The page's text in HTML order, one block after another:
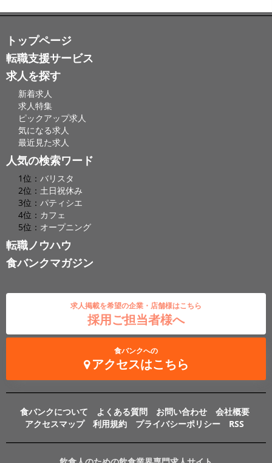
トップページ
転職支援サービス
求人を探す
新着求人
求人特集
ピックアップ求人
気になる求人
最近見た求人
人気の検索ワード
1位： バリスタ
2位： 土日祝休み
3位： パティシエ
4位： カフェ
5位： オープニング
転職ノウハウ
食バンクマガジン
求人掲載を希望の企業・店舗様はこちら
採用ご担当者様へ
食バンクへの
アクセスはこちら
食バンクについて よくある質問 お問い合わせ
会社概要
アクセスマップ
利用規約 プライバシーポリシー RSS